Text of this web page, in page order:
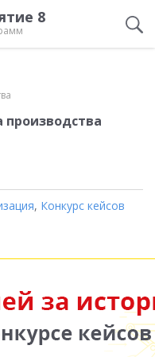
8
производства
, Конкурс кейсов